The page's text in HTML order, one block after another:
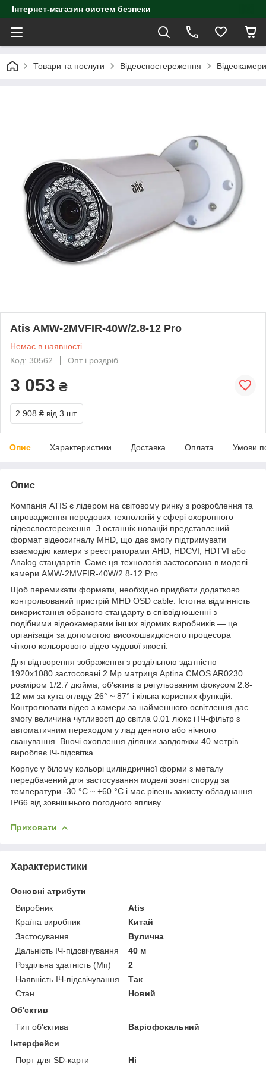
Інтернет-магазин систем безпеки
Товари та послуги Відеоспостереження
Atis AMW-2MVFIR-40W/2.8-12 Pro
Немає в наявності
Код: 30562
Опт і роздріб
3 053 ₴
2 908 ₴ від 3 шт.
Опис Характеристики Доставка Оплата Умови
Опис
Компанія ATIS є лідером на світовому ринку з розроблення та
впровадження передових технологій у сфері охоронного
відеоспостереження. З останніх новацій представлений
формат відеосигналу MHD, що дає змогу підтримувати
взаємодію камери з реєстраторами AHD, HDCVI, HDTVI або
Analog стандартів. Саме ця технологія застосована в моделі
камери AMW-2MVFIR-40W/2.8-12 Pro.
Щоб перемикати формати, необхідно придбати додатково
контрольований пристрій MHD OSD cable. Істотна відмінність
використання обраного стандарту в співвідношенні з
подібними відеокамерами інших відомих виробників — це
організація за допомогою високошвидкісного процесора
чіткого кольорового відео чудової якості.
Для відтворення зображення з роздільною здатністю
1920x1080 застосовані 2 Mp матриця Aptina CMOS AR0230
розміром 1/2.7 дюйма, об'єктив із регульованим фокусом 2.8-
12 мм за кута огляду 26° ~ 87° і кілька корисних функцій.
Контролювати відео з камери за найменшого освітлення дає
змогу величина чутливості до світла 0.01 люкс і ІЧ-фільтр з
автоматичним переходом у лад денного або нічного
сканування. Вночі охоплення ділянки завдовжки 40 метрів
виробляє ІЧ-підсвітка.
Корпус у білому кольорі циліндричної форми з металу
передбачений для застосування моделі зовні споруд за
температури -30 °C ~ +60 °C і має рівень захисту обладнання
IP66 від зовнішнього погодного впливу.
Приховати
Характеристики
Основні атрибути
Виробник
Atis
Країна виробник
Китай
Застосування
Вулична
Дальність ІЧ-підсвічування
40 м
Роздільна здатність (Мп)
2
Наявність ІЧ-підсвічування
Так
Стан
Новий
Об'єктив
Тип об'єктива
Варіофокальний
Інтерфейси
Порт для SD-карти
Ні